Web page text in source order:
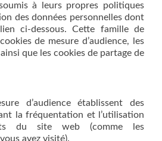
à leurs propres politiques
des données personnelles dont
ci-dessous. Cette famille de
de mesure d’audience, les
que les cookies de partage de
d’audience établissent des
la fréquentation et l’utilisation
du site web (comme les
avez visité).